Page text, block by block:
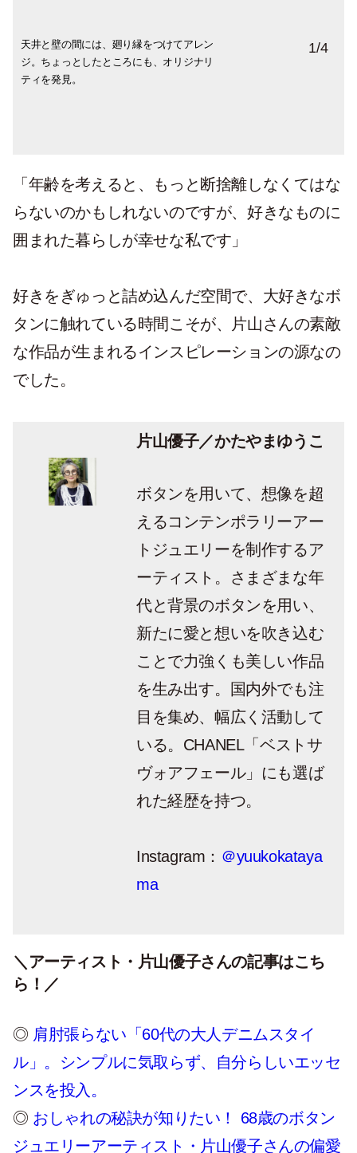
天井と壁の間には、廻り縁をつけてアレン
ジ。ちょっとしたところにも、オリジナリ
ティを発見。
ミニマルなデザインが気に入ったIKEAのキ
ッチン。キッチンの余白にもお気に入りの
作家ものや植物をセンスよくディスプレ
日々の創作活動は、作業しやすい高さに設
定したオーダーメイドのH形鋼のテーブル
で。重量は230kgですが、キャスター付き
お気に入りのインテリアの1つであるライト
は、知人がアトリエを閉めるときに譲り受
けたもの。
1/4
「年齢を考えると、もっと断捨離しなくてはな
らないのかもしれないのですが、好きなものに
囲まれた暮らしが幸せな私です」
好きをぎゅっと詰め込んだ空間で、大好きなボ
タンに触れている時間こそが、片山さんの素敵
な作品が生まれるインスピレーションの源なの
でした。
片山優子／かたやまゆうこ
ボタンを用いて、想像を超
えるコンテンポラリーアー
トジュエリーを制作するア
ーティスト。さまざまな年
代と背景のボタンを用い、
新たに愛と想いを吹き込む
ことで力強くも美しい作品
を生み出す。国内外でも注
目を集め、幅広く活動して
いる。CHANEL「ベストサ
ヴォアフェール」にも選ば
れた経歴を持つ。
Instagram： ＠yuukokataya
ma
＼アーティスト・片山優子さんの記事はこち
ら！／
◎ 肩肘張らない「60代の大人デニムスタイ
ル」。シンプルに気取らず、自分らしいエッセ
ンスを投入。
◎ おしゃれの秘訣が知りたい！ 68歳のボタン
ジュエリーアーティスト・片山優子さんの偏愛